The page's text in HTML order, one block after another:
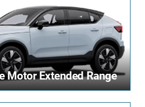
Motor Extended Range